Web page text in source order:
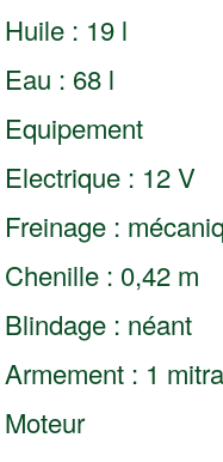
Huile : 19 l
Eau : 68 l
Equipement
Electrique : 12 V
Freinage :
Chenille : 0,42 m
Blindage : néant
Armement : 1
Moteur